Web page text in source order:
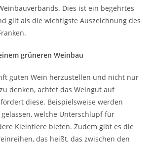
Dies ist ein begehrtes
gilt als die wichtigste Auszeichnung des
grüneren Weinbau
guten Wein herzustellen und nicht nur
denken, achtet das Weingut auf
diese. Beispielsweise werden
welche Unterschlupf für
Kleintiere bieten. Zudem gibt es die
das heißt, das zwischen den